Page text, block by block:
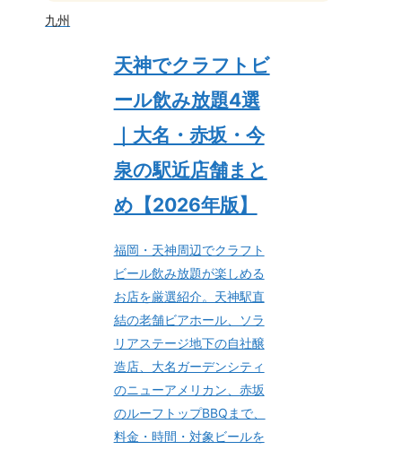
九州
天神でクラフトビ
ール飲み放題4選
｜大名・赤坂・今
泉の駅近店舗まと
め【2026年版】
福岡・天神周辺でクラフト
ビール飲み放題が楽しめる
お店を厳選紹介。天神駅直
結の老舗ビアホール、ソラ
リアステージ地下の自社醸
造店、大名ガーデンシティ
のニューアメリカン、赤坂
のルーフトップBBQまで、
料金・時間・対象ビールを